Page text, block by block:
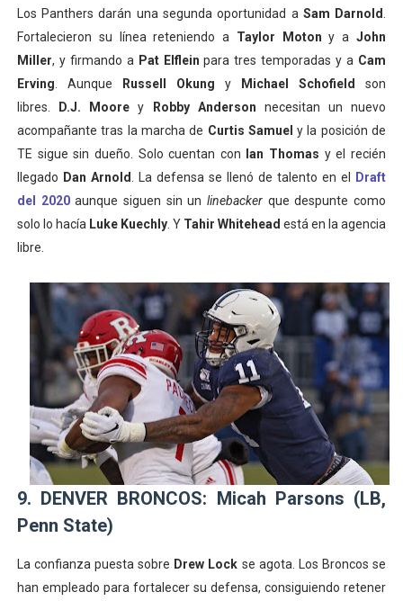
Los Panthers darán una segunda oportunidad a Sam Darnold
Fortalecieron su línea reteniendo a Taylor Motony aJohn
Miller, y firmando a Pat Elfleinpara tres temporadas y a Cam
Erving . Aunque Russell Okungy Michael Schofieldson
libres.
D.J. Moorey Robby Anderson necesitan un nuevo
acompañante tras la marcha de Curtis Samuely la posición de
TE sigue sin dueño. Solo cuentan con
Ian Thomas y el recién
llegado Dan Arnold . La defensa se llenó de talento en el
Draft
del 2020aunque siguen sin unlinebacker que despunte como
solo lo hacía Luke Kuechly . Y Tahir Whiteheadestá en la agencia
libre.
9. DENVER BRONCOS: Micah Parsons (LB,
Penn State)
La confianza puesta sobre Drew Lock se agota. Los Broncos se
han empleado para fortalecer su defensa, consiguiendo retener